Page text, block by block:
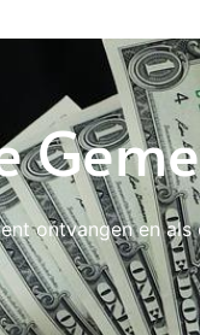
ontvangen en